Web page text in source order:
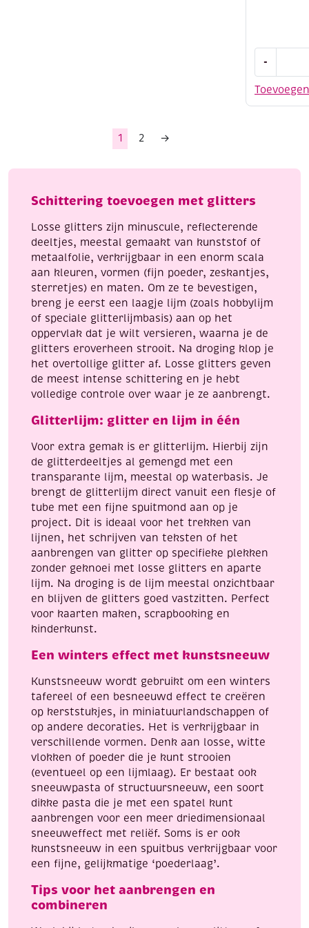
Toevoegen
-
10
1
2 →
Schittering toevoegen met glitters
Losse glitters zijn minuscule, reflecterende
deeltjes, meestal gemaakt van kunststof of
metaalfolie, verkrijgbaar in een enorm scala
aan kleuren, vormen (fijn poeder, zeskantjes,
sterretjes) en maten. Om ze te bevestigen,
breng je eerst een laagje lijm (zoals hobbylijm
of speciale glitterlijmbasis) aan op het
oppervlak dat je wilt versieren, waarna je de
glitters eroverheen strooit. Na droging klop je
het overtollige glitter af. Losse glitters geven
de meest intense schittering en je hebt
volledige controle over waar je ze aanbrengt.
Glitterlijm: glitter en lijm in één
Voor extra gemak is er glitterlijm. Hierbij zijn
de glitterdeeltjes al gemengd met een
transparante lijm, meestal op waterbasis. Je
brengt de glitterlijm direct vanuit een flesje of
tube met een fijne spuitmond aan op je
project. Dit is ideaal voor het trekken van
lijnen, het schrijven van teksten of het
aanbrengen van glitter op specifieke plekken
zonder geknoei met losse glitters en aparte
lijm. Na droging is de lijm meestal onzichtbaar
en blijven de glitters goed vastzitten. Perfect
voor kaarten maken, scrapbooking en
kinderkunst.
Een winters effect met kunstsneeuw
Kunstsneeuw wordt gebruikt om een winters
tafereel of een besneeuwd effect te creëren
op kerststukjes, in miniatuurlandschappen of
op andere decoraties. Het is verkrijgbaar in
verschillende vormen. Denk aan losse, witte
vlokken of poeder die je kunt strooien
(eventueel op een lijmlaag). Er bestaat ook
sneeuwpasta of structuursneeuw, een soort
dikke pasta die je met een spatel kunt
aanbrengen voor een meer driedimensionaal
sneeuweffect met reliëf. Soms is er ook
kunstsneeuw in een spuitbus verkrijgbaar voor
een fijne, gelijkmatige ‘poederlaag’.
Tips voor het aanbrengen en
combineren